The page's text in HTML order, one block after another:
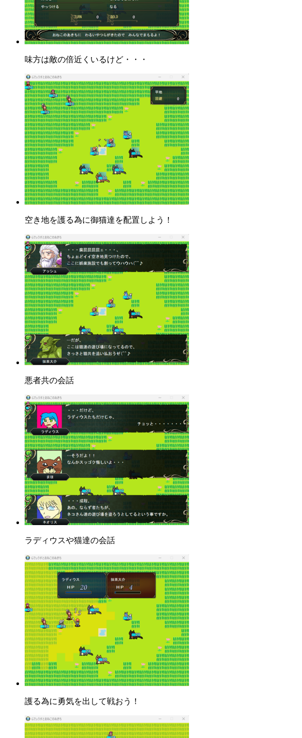
味方は敵の倍近くいるけど・・・
空き地を護る為に御猫達を配置しよう！
悪者共の会話
ラディウスや猫達の会話
護る為に勇気を出して戦おう！